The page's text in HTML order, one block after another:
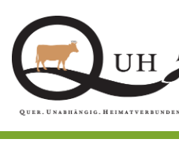
content